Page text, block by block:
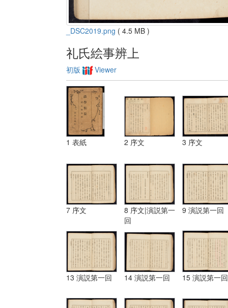
_DSC2019.png ( 4.5 MB )
礼氏絵事辨上
初版 Viewer
1 表紙 2 序文 3 序文
7 序文
8 序文|演説第一
回
9 演説第一回
13 演説第一回 14 演説第一回 15 演説第一回